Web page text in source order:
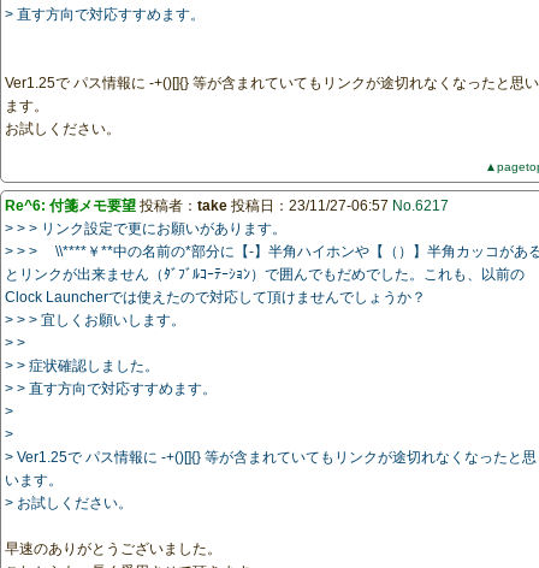
> 直す方向で対応すすめます。
Ver1.25で パス情報に -+()[]{} 等が含まれていてもリンクが途切れなくなったと思い
ます。
お試しください。
Re^6: 付箋メモ要望 投稿者： take 投稿日：23/11/27-06:57 No.6217
> > > リンク設定で更にお願いがあります。
> > > \\****￥**中の名前の*部分に【-】半角ハイホンや【（）】半角カッコがあ
とリンクが出来ません（ﾀﾞﾌﾞﾙｺｰﾃｰｼｮﾝ）で囲んでもだめでした。これも、以前の
Clock Launcherでは使えたので対応して頂けませんでしょうか？
> > > 宜しくお願いします。
> >
> > 症状確認しました。
> > 直す方向で対応すすめます。
>
>
> Ver1.25で パス情報に -+()[]{} 等が含まれていてもリンクが途切れなくなったと思
います。
> お試しください。
早速のありがとうございました。